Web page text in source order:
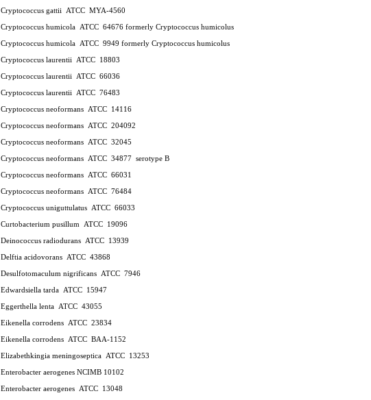
Cryptococcus gattii ATCC MYA-4560
Cryptococcus humicola ATCC 64676 formerly Cryptococcus humicolus
Cryptococcus humicola ATCC 9949 formerly Cryptococcus humicolus
Cryptococcus laurentii ATCC 18803
Cryptococcus laurentii ATCC 66036
Cryptococcus laurentii ATCC 76483
Cryptococcus neoformans ATCC 14116
Cryptococcus neoformans ATCC 204092
Cryptococcus neoformans ATCC 32045
Cryptococcus neoformans ATCC 34877 serotype B
Cryptococcus neoformans ATCC 66031
Cryptococcus neoformans ATCC 76484
Cryptococcus uniguttulatus ATCC 66033
Curtobacterium pusillum ATCC 19096
Deinococcus radiodurans ATCC 13939
Delftia acidovorans ATCC 43868
Desulfotomaculum nigrificans ATCC 7946
Edwardsiella tarda ATCC 15947
Eggerthella lenta ATCC 43055
Eikenella corrodens ATCC 23834
Eikenella corrodens ATCC BAA-1152
Elizabethkingia meningoseptica ATCC 13253
Enterobacter aerogenes NCIMB 10102
Enterobacter aerogenes ATCC 13048